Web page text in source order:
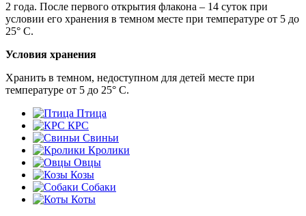
2 года. После первого открытия флакона – 14 суток при
условии его хранения в темном месте при температуре от 5 до
25° С.
Условия хранения
Хранить в темном, недоступном для детей месте при
температуре от 5 до 25° С.
Птица
КРС
Свиньи
Кролики
Овцы
Козы
Собаки
Коты